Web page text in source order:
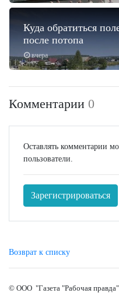
вчера
Куда обратиться
после потопа
Комментарии 0
Оставлять комментарии
пользователи.
Зарегистрироваться
Возврат к списку
© ООО "Газета "Рабочая правда"